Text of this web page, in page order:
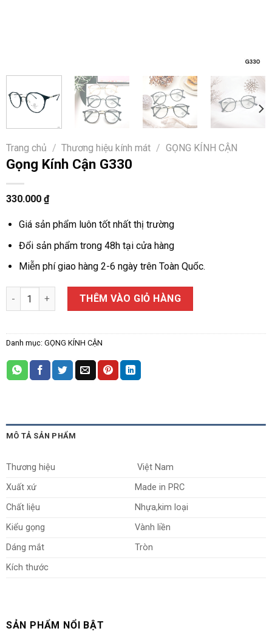
Trang chủ / Thương hiệu kính mát / GỌNG KÍNH CẬN
Gọng Kính Cận G330
330.000 ₫
Giá sản phẩm luôn tốt nhất thị trường
Đổi sản phẩm trong 48h tại cửa hàng
Miễn phí giao hàng 2-6 ngày trên Toàn Quốc.
Gọng Kính Cận G330 số lượngTHÊM VÀO GIỎ HÀNG
Danh mục: GỌNG KÍNH CẬN
MÔ TẢ SẢN PHẨM
Thương hiệu
Việt Nam
Xuất xứ
Made in PRC
Chất liệu
Nhựa,kim loại
Kiểu gọng
Vành liền
Dáng mắt
Tròn
Kích thước
SẢN PHẨM NỔI BẬT